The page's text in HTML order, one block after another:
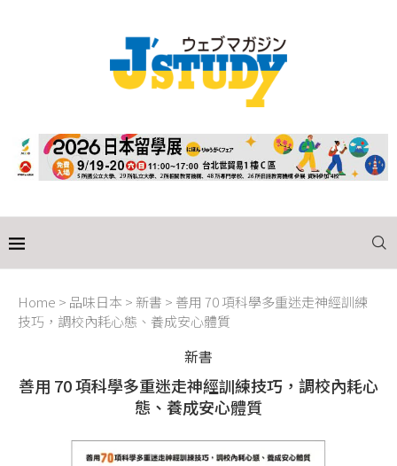
Home > 品味日本 > 新書 > 善用 70 項科學多重迷走神經訓練
技巧，調校內耗心態、養成安心體質
新書
善用 70 項科學多重迷走神經訓練技巧，調校內耗心
態、養成安心體質